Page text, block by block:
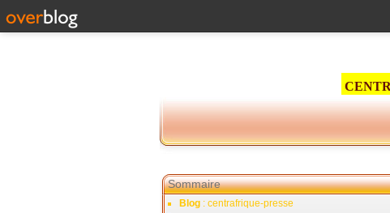
Sommaire
Blog : centrafrique-presse